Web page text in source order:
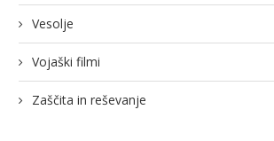
Vesolje
Vojaški filmi
Zaščita in reševanje